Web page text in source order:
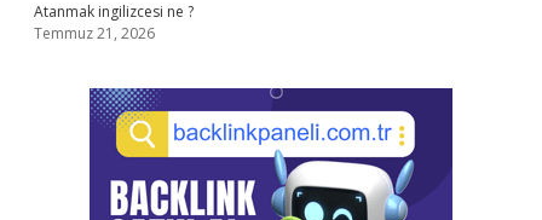
Atanmak ingilizcesi ne ?
Temmuz 21, 2026